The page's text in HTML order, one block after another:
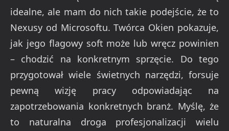
idealne, ale mam do nich takie podejście, że to
Nexusy od Microsoftu. Twórca Okien pokazuje,
jak jego flagowy soft może lub wręcz powinien
– chodzić na konkretnym sprzęcie. Do tego
przygotował wiele świetnych narzędzi, forsuje
pewną wizję pracy odpowiadając na
zapotrzebowania konkretnych branż. Myślę, że
to naturalna droga profesjonalizacji wielu